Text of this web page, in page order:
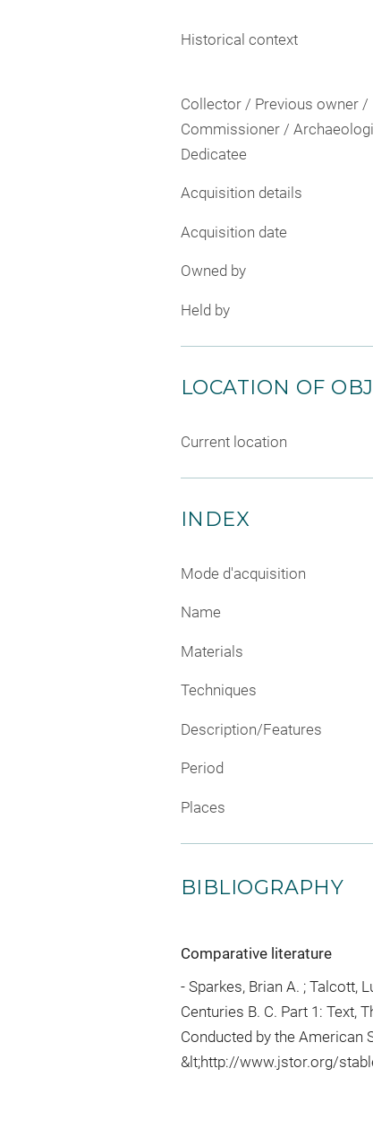
Historical context
Collector / Previous owner /
Commissioner /
Dedicatee
Acquisition details
Acquisition date
Owned by
Held by
LOCATION OF
Current location
INDEX
Mode d'acquisition
Name
Materials
Techniques
Description/Features
Period
Places
BIBLIOGRAPHY
Comparative literature
- Sparkes, Brian A. ; Talcott,
Centuries B. C. Part 1: Text,
Conducted by the American
&lt;http://www.jstor.org/